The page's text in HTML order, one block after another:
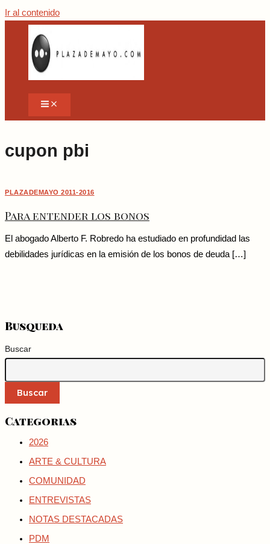
Ir al contenido
cupon pbi
PLAZADEMAYO 2011-2016
Para entender los bonos
El abogado Alberto F. Robredo ha estudiado en profundidad las
debilidades jurídicas en la emisión de los bonos de deuda […]
Busqueda
Buscar
Buscar
Categorias
2026
ARTE & CULTURA
COMUNIDAD
ENTREVISTAS
NOTAS DESTACADAS
PDM